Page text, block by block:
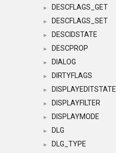
► DESCFLAGS_GET
► DESCFLAGS_SET
► DESCIDSTATE
► DESCPROP
► DIALOG
► DIRTYFLAGS
► DISPLAYEDITSTATE
► DISPLAYFILTER
► DISPLAYMODE
► DLG
► DLG_TYPE